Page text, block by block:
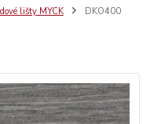
lišty MYCK DKO400